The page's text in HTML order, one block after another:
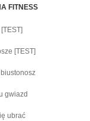
FITNESS
[TEST]
gwiazd
ubrać